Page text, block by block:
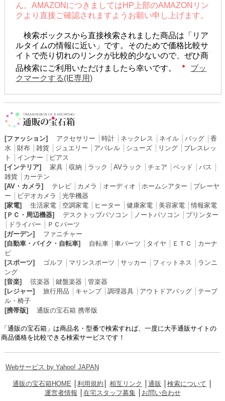
ん。AMAZONにつきましてはHP上部のAMAZONリン
クより直接ご確認されますようお願い申し上げます。
検索ボックスから直接検索されました商品は「リア
ルタイムの情報に近い」です。そのためで価格比較サ
イトで売り切れのリンクが比較的少ないので、ぜひ商
品検索にご利用いただけましたら幸いです。
ブッ
クマークする(IE専用)
[ファッション] アクセサリー 時計│ ネックレス ネイル│ バッグ│ 香
水
財布│ 雑貨│ ジュエリー アパレル│ シューズ│ リング│ ブレスレッ
ト
インナー
ピアス
[インテリア]
家具│ 収納 ラック AVラック チェア ベッド バス
雑貨│ カーテン
[AV・カメラ]
テレビ│ カメラ オーディオ ホームシアター
プレーヤ
ー
ビデオカメラ
光学機器
[家電]
生活家電│ 空調家電│ ヒーター 健康家電│ 美容家電│情報家電
[ＰＣ・周辺機器]
デスクトップパソコン ノートパソコン
プリンター
ドライバー
ＰＣパーツ
[ガーデン]
ファニチャー
[自動車・バイク・自転車]
自転車│ 車パーツ タイヤ ＥＴＣ
カーナ
ビ
[スポーツ]
ゴルフ マリンスポーツ サッカー フィットネス
ランニ
ング
[音楽]
弦楽器 鍵盤楽器
管楽器
[レジャー]
旅行用品 キャンプ│ 調理器具│ アウトドアバッグ│ テーブ
ル・椅子
[携帯版]
通販の宝石箱 携帯版
「通販の宝石箱」は商品名・型番で検索すれば、一度に大手通販サイトの
商品価格を比較できる検索サービスです！
Webサービス by Yahoo! JAPAN
通販の宝石箱HOME 利用規約 相互リンク 通販 検索について
運営者情報
在宅スタッフ募集│ お問い合わせ